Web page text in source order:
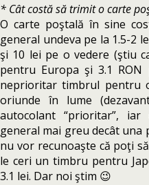
* Cât costă să trimit o carte
O carte poştală în sine
general undeva pe la 1.5-2
şi 10 lei pe o vedere (ştiu
pentru Europa şi 3.1
neprioritar timbrul pentru
oriunde în lume
autocolant “prioritar”,
general mai greu decât una
nu vor recunoaşte că poţi
le ceri un timbru pentru
3.1 lei. Dar noi ştim 😉